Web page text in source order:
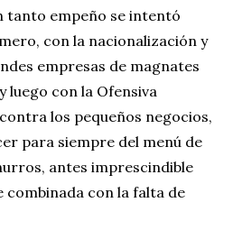
tanto empeño se intentó
con la nacionalización y
empresas de magnates
luego con la Ofensiva
los pequeños negocios,
para siempre del menú de
antes imprescindible
combinada con la falta de